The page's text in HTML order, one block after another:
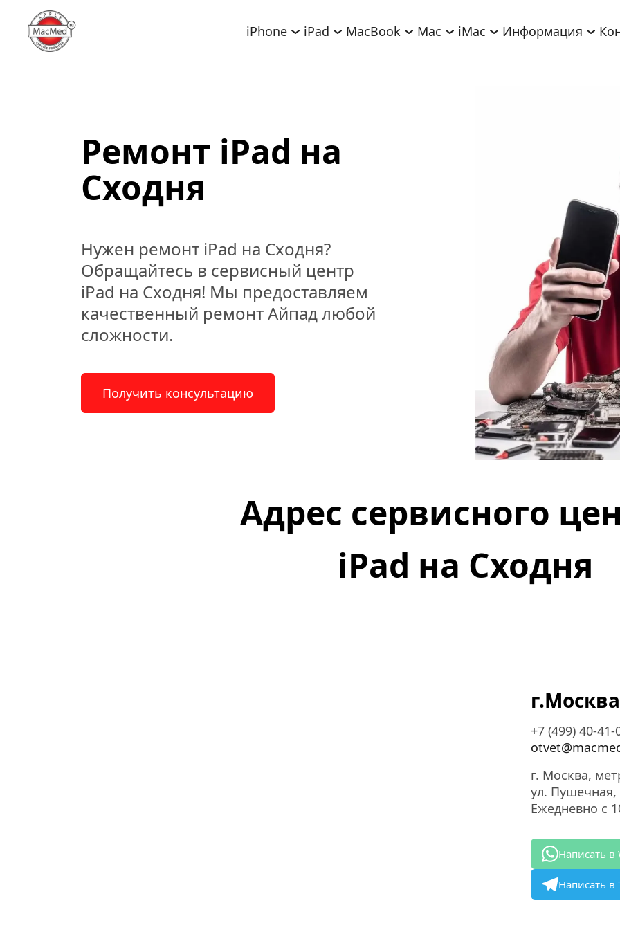
iPhone iPad MacBook Mac iMac Информация
Ремонт iPad на
Сходня
Нужен ремонт iPad на Сходня?
Обращайтесь в сервисный центр
iPad на Сходня! Мы предоставляем
качественный ремонт Айпад любой
сложности.
Получить консультацию
Адрес сервисного
iPad на Сходня
+7 (499) 40-41-
г. Москва,
ул.
Ежедневно с
Написать в
Написать в